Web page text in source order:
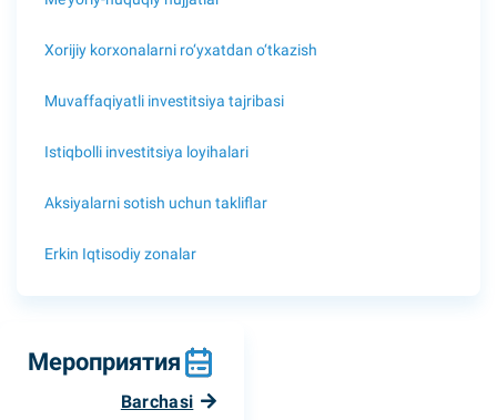
Xorijiy korxonalarni ro‘yxatdan o‘tkazish
Muvaffaqiyatli investitsiya tajribasi
Istiqbolli investitsiya loyihalari
Aksiyalarni sotish uchun takliflar
Erkin Iqtisodiy zonalar
Мероприятия
Barchasi